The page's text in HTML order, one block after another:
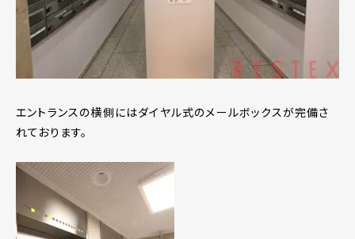
エントランスの横側にはダイヤル式のメールボックスが完備さ
れております。